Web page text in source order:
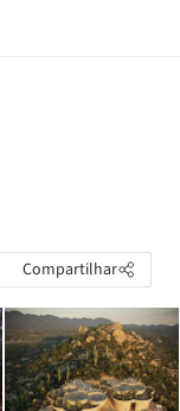
Compartilhar